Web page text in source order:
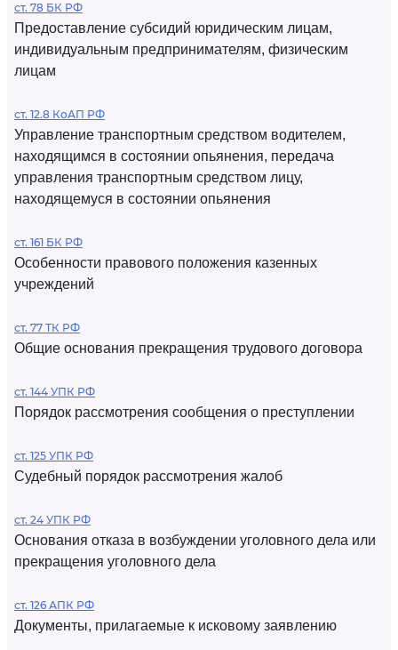
ст. 78 БК РФ
Предоставление субсидий юридическим лицам,
индивидуальным предпринимателям, физическим
лицам
ст. 12.8 КоАП РФ
Управление транспортным средством водителем,
находящимся в состоянии опьянения, передача
управления транспортным средством лицу,
находящемуся в состоянии опьянения
ст. 161 БК РФ
Особенности правового положения казенных
учреждений
ст. 77 ТК РФ
Общие основания прекращения трудового договора
ст. 144 УПК РФ
Порядок рассмотрения сообщения о преступлении
ст. 125 УПК РФ
Судебный порядок рассмотрения жалоб
ст. 24 УПК РФ
Основания отказа в возбуждении уголовного дела или
прекращения уголовного дела
ст. 126 АПК РФ
Документы, прилагаемые к исковому заявлению